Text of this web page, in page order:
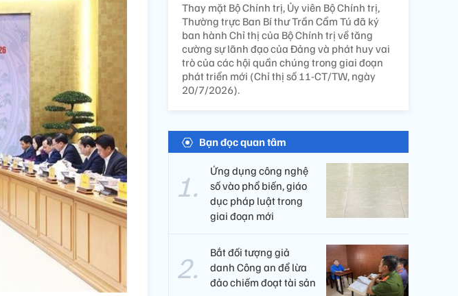
Thay mặt Bộ Chính trị, Ủy viên Bộ Chính trị,
Thường trực Ban Bí thư Trần Cẩm Tú đã ký
ban hành Chỉ thị của Bộ Chính trị về tăng
cường sự lãnh đạo của Đảng và phát huy vai
trò của các hội quần chúng trong giai đoạn
phát triển mới (Chỉ thị số 11-CT/TW, ngày
20/7/2026).
Bạn đọc quan tâm
Ứng dụng công nghệ
số vào phổ biến, giáo
dục pháp luật trong
giai đoạn mới
Bắt đối tượng giả
danh Công an để lừa
đảo chiếm đoạt tài sản